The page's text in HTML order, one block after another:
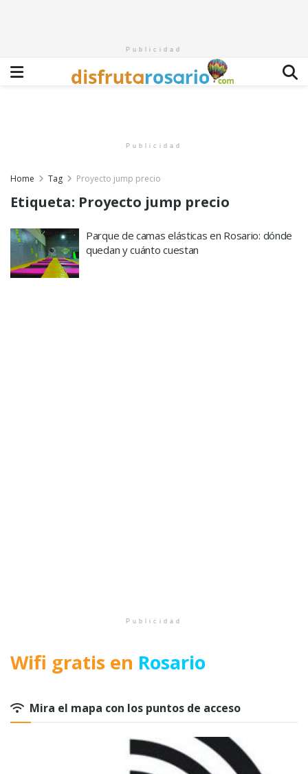
Publicidad
Publicidad
Home Tag Proyecto jump precio
Etiqueta: Proyecto jump precio
Parque de camas elásticas en Rosario: dónde
quedan y cuánto cuestan
Publicidad
Wifi gratis en Rosario
Mira el mapa con los puntos de acceso